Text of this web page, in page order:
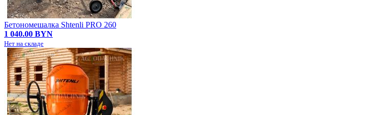
Бетономешалка Shtenli PRO 260
1 040.00 BYN
Нет на складе